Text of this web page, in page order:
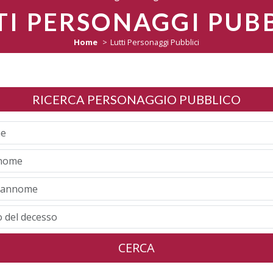
PERSONAGGI
Home Lutti Personaggi Pubblici
RICERCA PERSONAGGIO PUBBLICO
CERCA